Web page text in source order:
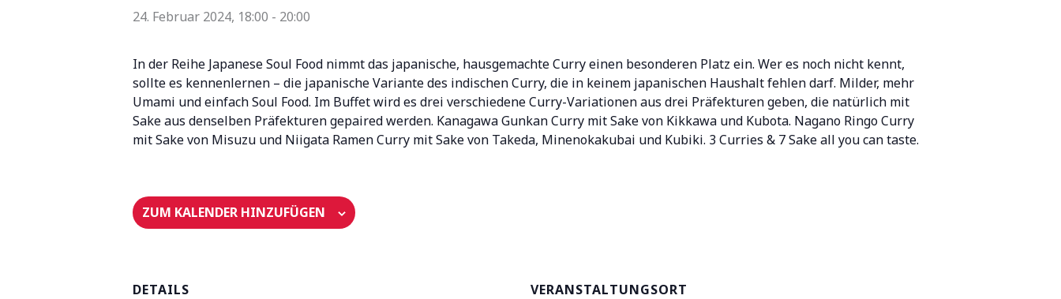
24. Februar 2024, 18:00 - 20:00
In der Reihe Japanese Soul Food nimmt das japanische, hausgemachte Curry einen besonderen Platz ein. Wer es noch nicht kennt,
sollte es kennenlernen – die japanische Variante des indischen Curry, die in keinem japanischen Haushalt fehlen darf. Milder, mehr
Umami und einfach Soul Food. Im Buffet wird es drei verschiedene Curry-Variationen aus drei Präfekturen geben, die natürlich mit
Sake aus denselben Präfekturen gepaired werden. Kanagawa Gunkan Curry mit Sake von Kikkawa und Kubota. Nagano Ringo Curry
mit Sake von Misuzu und Niigata Ramen Curry mit Sake von Takeda, Minenokakubai und Kubiki. 3 Curries & 7 Sake all you can taste.
ZUM KALENDER HINZUFÜGEN
DETAILS VERANSTALTUNGSORT